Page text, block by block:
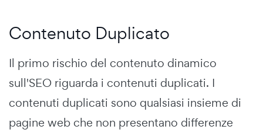
Contenuto Duplicato
Il primo rischio del contenuto dinamico
sull'SEO riguarda i contenuti duplicati. I
contenuti duplicati sono qualsiasi insieme di
pagine web che non presentano differenze